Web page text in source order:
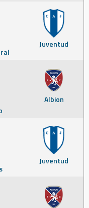
Juventud
Albion
Juventud